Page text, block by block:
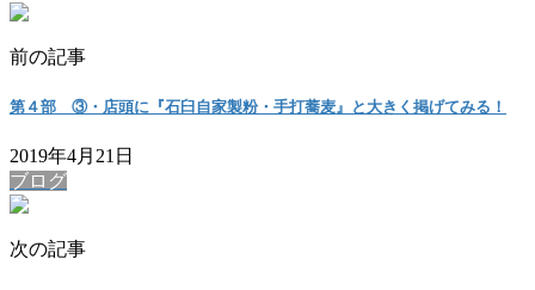
前の記事
第４部 ③・店頭に『石臼自家製粉・手打蕎麦』と大きく掲げてみる！
2019年4月21日
ブログ
次の記事